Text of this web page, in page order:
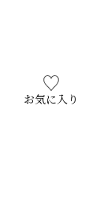
お気に入り